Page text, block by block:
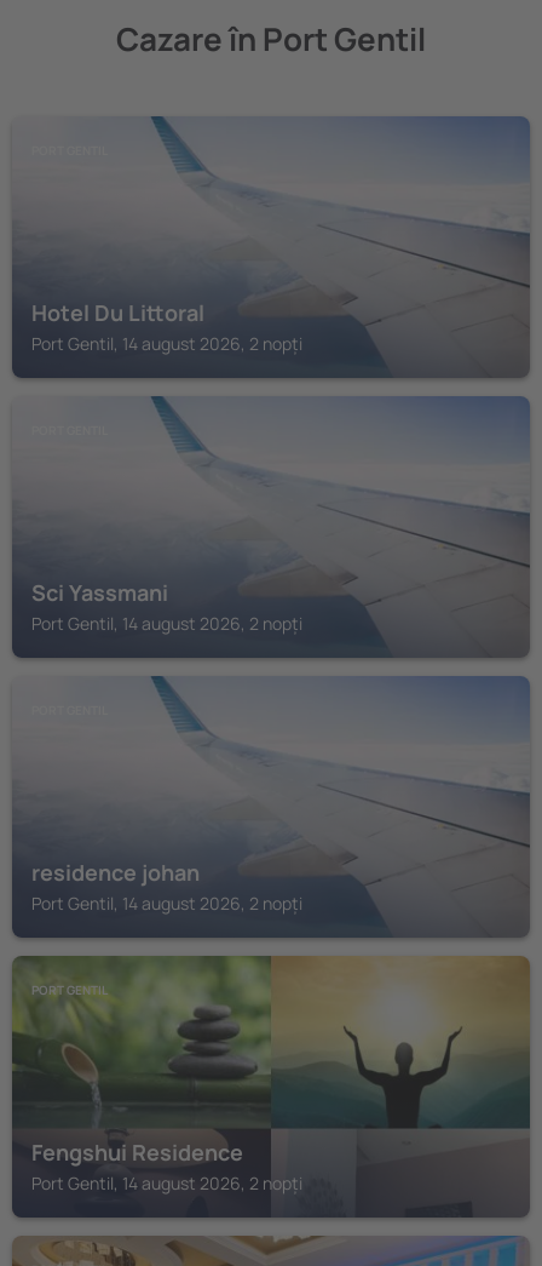
Cazare în Port Gentil
Hotel Du Littoral
Port Gentil, 14 august 2026, 2 nopți
Sci Yassmani
Port Gentil, 14 august 2026, 2 nopți
residence johan
Port Gentil, 14 august 2026, 2 nopți
PORT GENTIL
Fengshui Residence
Port Gentil, 14 august 2026, 2 nopți